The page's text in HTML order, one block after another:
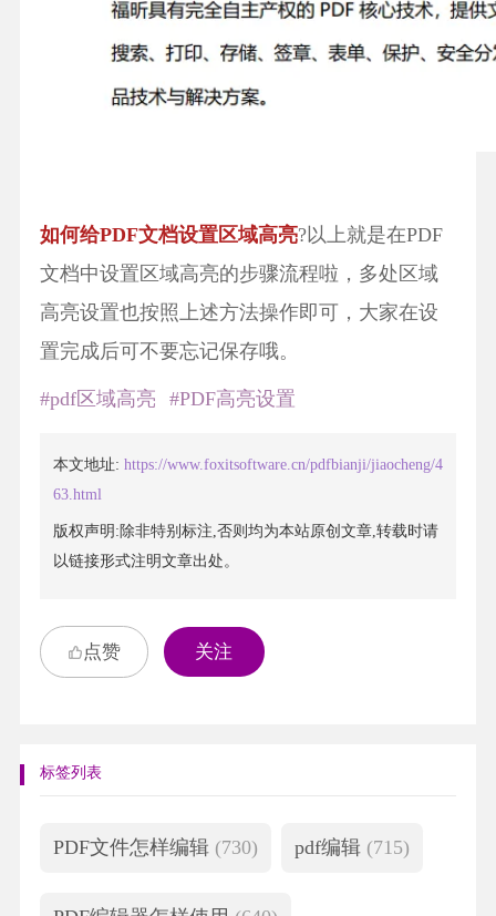
如何给PDF文档设置区域高亮?以上就是在PDF
文档中设置区域高亮的步骤流程啦，多处区域
高亮设置也按照上述方法操作即可，大家在设
置完成后可不要忘记保存哦。
#pdf区域高亮 #PDF高亮设置
本文地址: https://www.foxitsoftware.cn/pdfbianji/jiaocheng/4
63.html
版权声明:除非特别标注,否则均为本站原创文章,转载时请
以链接形式注明文章出处。
点赞 关注
标签列表
PDF文件怎样编辑 (730) pdf编辑 (715)